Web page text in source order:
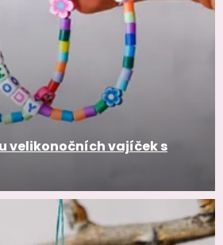
velikonočních vajíček s